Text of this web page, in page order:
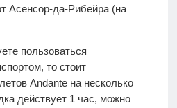
да-Рибейра (на
пользоваться
то стоит
Andante на несколько
действует 1 час, можно